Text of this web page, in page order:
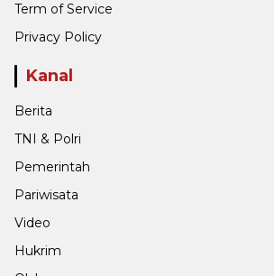
Term of Service
Privacy Policy
Kanal
Berita
TNI & Polri
Pemerintah
Pariwisata
Video
Hukrim